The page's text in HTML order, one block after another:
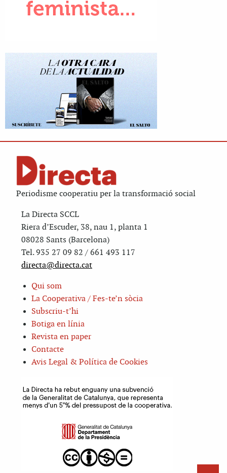
Periodisme cooperatiu per la transformació social
La Directa SCCL
Riera d’Escuder, 38, nau 1, planta 1
08028 Sants (Barcelona)
Tel. 935 27 09 82 / 661 493 117
directa@directa.cat
Qui som
La Cooperativa / Fes-te’n sòcia
Subscriu-t’hi
Botiga en línia
Revista en paper
Contacte
Avis Legal & Política de Cookies